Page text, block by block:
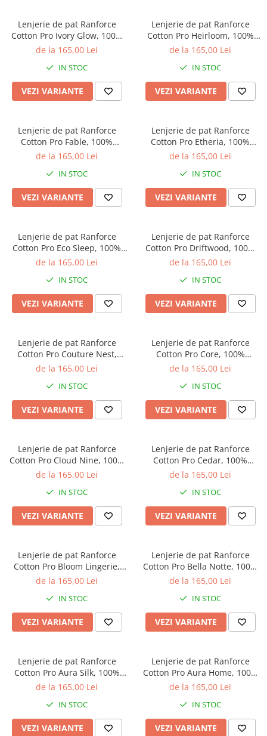
Lenjerie de pat Ranforce
Cotton Pro Ivory Glow, 100%
bumbac, alb ivory, imprimeu
de la 165,00 Lei
IN STOC
VEZI VARIANTE
Lenjerie de pat Ranforce
Cotton Pro Heirloom, 100%
bumbac, alb, imprimeu
de la 165,00 Lei
IN STOC
VEZI VARIANTE
Lenjerie de pat Ranforce
Cotton Pro Fable, 100%
bumbac, bej, imprimeu floral
de la 165,00 Lei
IN STOC
VEZI VARIANTE
Lenjerie de pat Ranforce
Cotton Pro Etheria, 100%
bumbac, alb, imprimeu floral
de la 165,00 Lei
IN STOC
VEZI VARIANTE
Lenjerie de pat Ranforce
Cotton Pro Eco Sleep, 100%
bumbac, alb, imprimeu
de la 165,00 Lei
IN STOC
VEZI VARIANTE
Lenjerie de pat Ranforce
Cotton Pro Driftwood, 100%
bumbac, albastru inchis,
de la 165,00 Lei
IN STOC
VEZI VARIANTE
Lenjerie de pat Ranforce
Cotton Pro Couture Nest,
100% bumbac, roz pudrat,
de la 165,00 Lei
IN STOC
VEZI VARIANTE
Lenjerie de pat Ranforce
Cotton Pro Core, 100%
bumbac, bej, imprimeu
de la 165,00 Lei
IN STOC
VEZI VARIANTE
Lenjerie de pat Ranforce
Cotton Pro Cloud Nine, 100%
bumbac, verde inchis,
de la 165,00 Lei
IN STOC
VEZI VARIANTE
Lenjerie de pat Ranforce
Cotton Pro Cedar, 100%
bumbac, bej, imprimeu cu
de la 165,00 Lei
IN STOC
VEZI VARIANTE
Lenjerie de pat Ranforce
Cotton Pro Bloom Lingerie,
100% bumbac, alb, imprimeu
de la 165,00 Lei
IN STOC
VEZI VARIANTE
Lenjerie de pat Ranforce
Cotton Pro Bella Notte, 100%
bumbac, roz, imprimeu floral
de la 165,00 Lei
IN STOC
VEZI VARIANTE
Lenjerie de pat Ranforce
Cotton Pro Aura Silk, 100%
bumbac, bej, imprimeu
de la 165,00 Lei
IN STOC
VEZI VARIANTE
Lenjerie de pat Ranforce
Cotton Pro Aura Home, 100%
bumbac, gri deschis,
de la 165,00 Lei
IN STOC
VEZI VARIANTE